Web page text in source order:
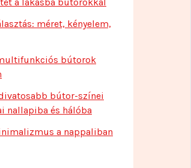
méret, kényelem,
bútorok
bútor-színei
nallapiba és hálóba
a nappaliban